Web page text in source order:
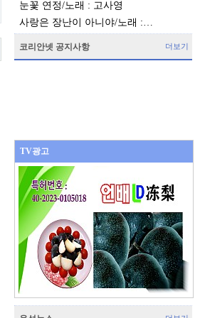
눈꽃 연정/노래 : 고사영
사랑은 장난이 아니야/노래 :…
코리안넷 공지사항 더보기
TV광고